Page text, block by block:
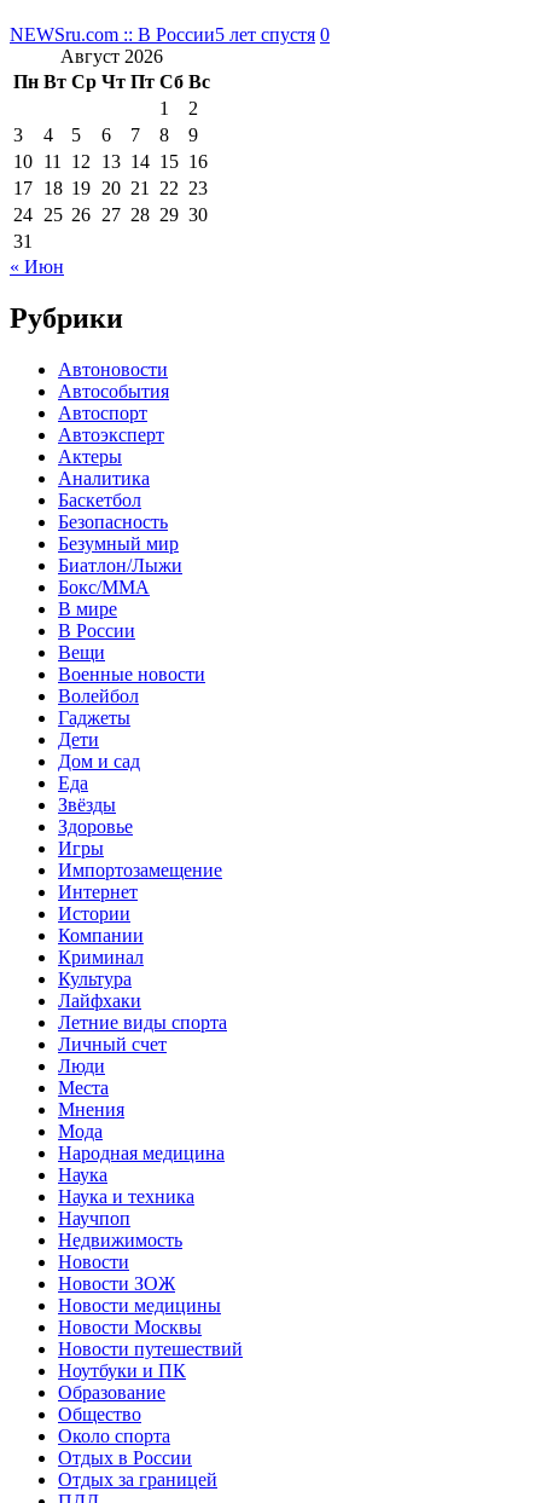
NEWSru.com :: В России5 лет спустя 0
Август 2026
Пн Вт Ср Чт Пт Сб Вс
1
2
3
4 5 6 7 8
9
10 11 12 13 14 15 16
17 18 19 20 21 22 23
24 25 26 27 28 29 30
31
« Июн
Рубрики
Автоновости
Автособытия
Автоспорт
Автоэксперт
Актеры
Аналитика
Баскетбол
Безопасность
Безумный мир
Биатлон/Лыжи
Бокс/MMA
В мире
В России
Вещи
Военные новости
Волейбол
Гаджеты
Дети
Дом и сад
Еда
Звёзды
Здоровье
Игры
Импортозамещение
Интернет
Истории
Компании
Криминал
Культура
Лайфхаки
Летние виды спорта
Личный счет
Люди
Места
Мнения
Мода
Народная медицина
Наука
Наука и техника
Научпоп
Недвижимость
Новости
Новости ЗОЖ
Новости медицины
Новости Москвы
Новости путешествий
Ноутбуки и ПК
Образование
Общество
Около спорта
Отдых в России
Отдых за границей